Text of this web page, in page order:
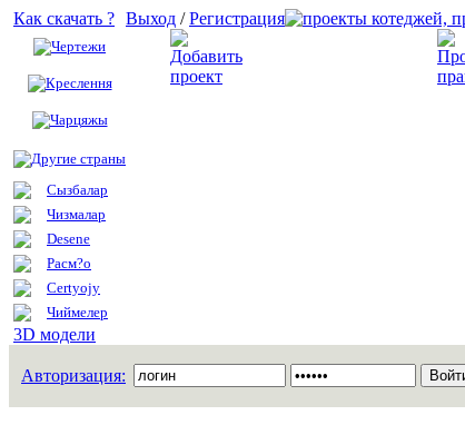
Как скачать ?
Чертежи
Креслення
Чарцяжы
Другие страны
Сызбалар
Чизмалар
Desene
Расм?о
Certyojy
Чиймелер
3D модели
Выход /Регистрация
Авторизация: